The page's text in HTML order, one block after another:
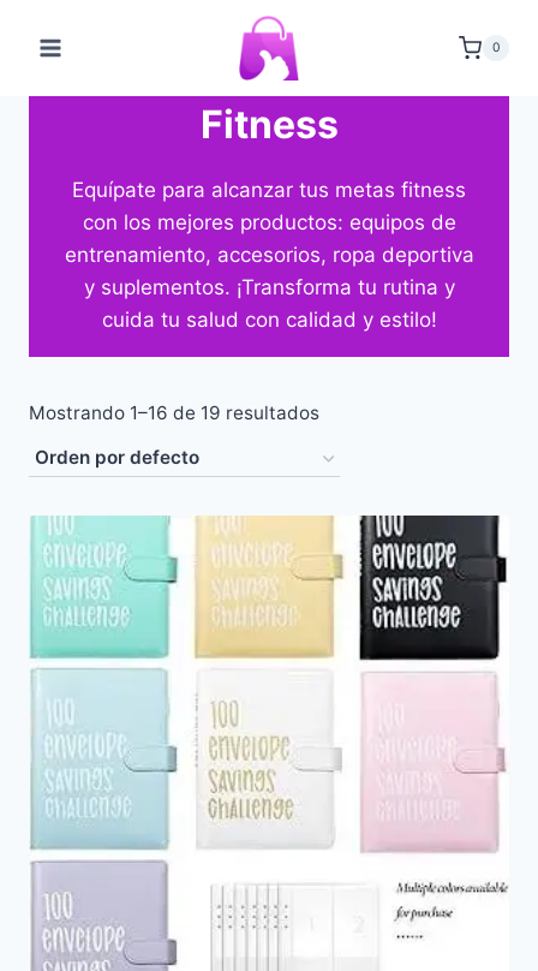
0
Fitness
Equípate para alcanzar tus metas fitness
con los mejores productos: equipos de
entrenamiento, accesorios, ropa deportiva
y suplementos. ¡Transforma tu rutina y
cuida tu salud con calidad y estilo!
Mostrando 1–16 de 19 resultados